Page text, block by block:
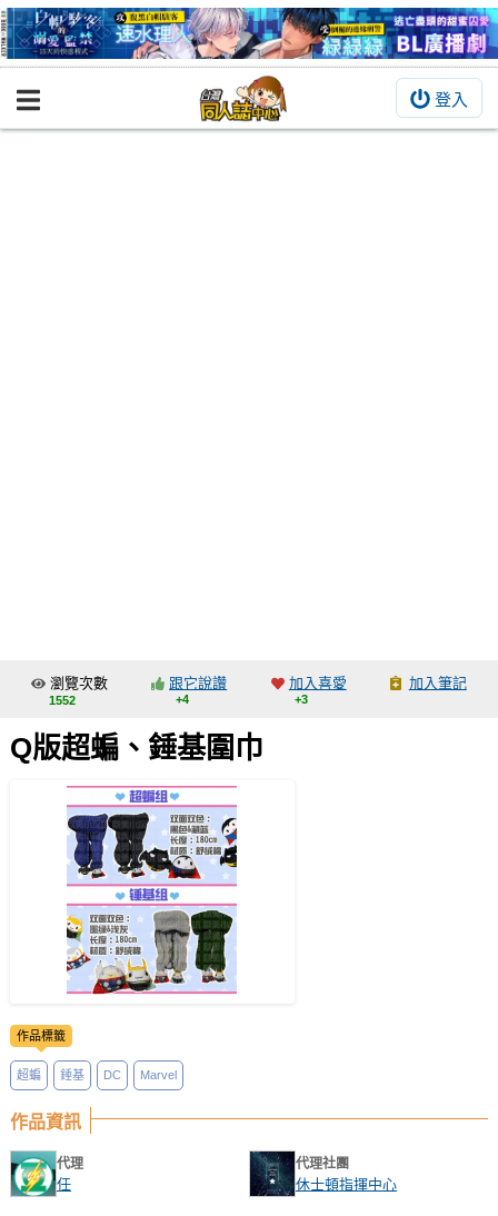
登入
BOOKY書集倉庫
交流中心
攤位轉讓區
會員中心
註冊會員
登入
瀏覽次數
1552
跟它說讚
+4
加入喜愛
+3
加入筆記
Q版超蝙、錘基圍巾
作品標籤
超蝙 錘基 DC Marvel
作品資訊
代理
任
代理社團
休士頓指揮中心